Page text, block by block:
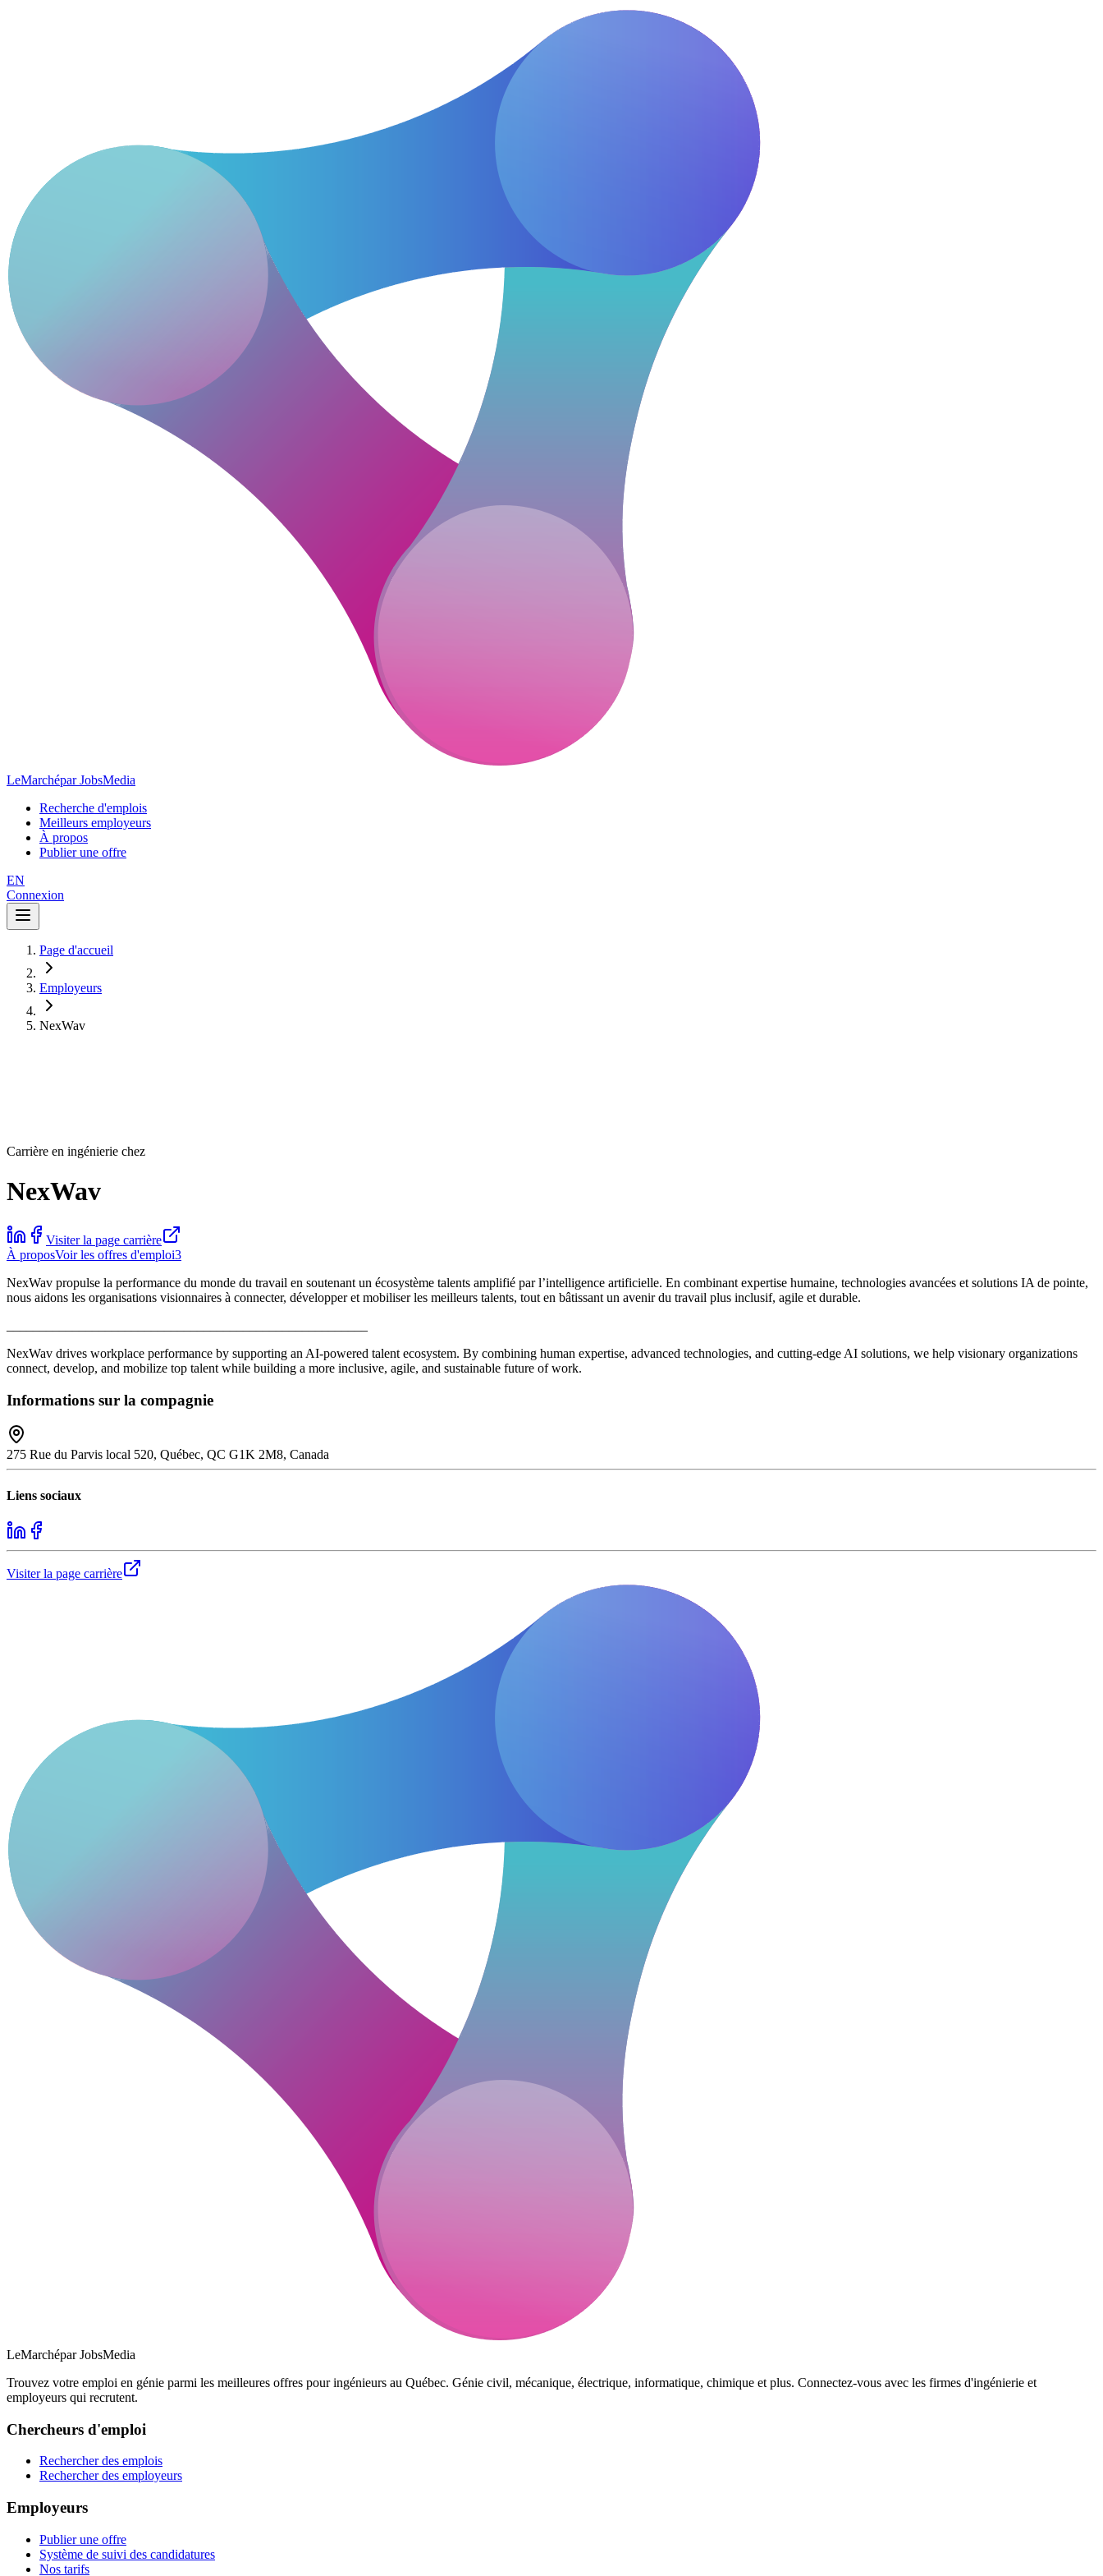
LeMarchépar JobsMedia
Recherche d'emplois
Meilleurs employeurs
À propos
Publier une offre
EN
Connexion
Page d'accueil
Employeurs
NexWav
Carrière en ingénierie chez
NexWav
Visiter la page carrière
À proposVoir les offres d'emploi3
NexWav propulse la performance du monde du travail en soutenant un écosystème talents amplifié par l’intelligence artificielle. En combinant expertise humaine, technologies avancées et solutions IA de pointe,
nous aidons les organisations visionnaires à connecter, développer et mobiliser les meilleurs talents, tout en bâtissant un avenir du travail plus inclusif, agile et durable.
NexWav drives workplace performance by supporting an AI-powered talent ecosystem. By combining human expertise, advanced technologies, and cutting-edge AI solutions, we help visionary organizations
connect, develop, and mobilize top talent while building a more inclusive, agile, and sustainable future of work.
Informations sur la compagnie
275 Rue du Parvis local 520, Québec, QC G1K 2M8, Canada
Liens sociaux
Visiter la page carrière
LeMarchépar JobsMedia
Trouvez votre emploi en génie parmi les meilleures offres pour ingénieurs au Québec. Génie civil, mécanique, électrique, informatique, chimique et plus. Connectez-vous avec les firmes d'ingénierie et
employeurs qui recrutent.
Chercheurs d'emploi
Rechercher des emplois
Rechercher des employeurs
Employeurs
Publier une offre
Système de suivi des candidatures
Nos tarifs